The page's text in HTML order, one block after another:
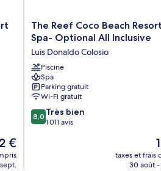
€
The
Reef
Coco
Beach
Resort
&
Spa-
Optional
All
Inclusive
The Reef Coco Beach
Spa- Optional All Inclusive
Luis Donaldo Colosio
Piscine
Spa
Parking gratuit
Wi-Fi gratuit
8.0
sur
8,0 Très bien
1 011 avis
taxes et frais
30 août -